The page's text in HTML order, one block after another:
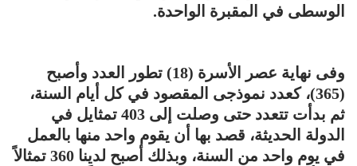
الوسطى في المقبرة الواحدة.
وفى نهاية عصر الأسرة (18) تطور العدد وأصبح
(365)، كعدد نموذجى المقصود في كل أيام السنة،
ثم بدأت تتعدد حتى وصلت إلى 403 تمثايل في
الدولة الحديثة، قصد بها أن يقوم واحد منها بالعمل
في يوم واحد من السنة، وبذلك أصبح لدينا 360 تمثالاً